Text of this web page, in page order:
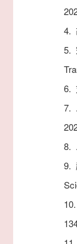
4.
5.
6.
7.
8.
9.
10.